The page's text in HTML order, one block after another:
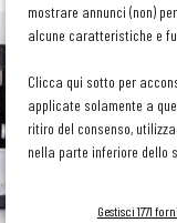
mostrare annunci (non)
alcune caratteristiche e
Clicca qui sotto per
applicate solamente a
ritiro del consenso,
nella parte inferiore dello
Gestisci 1771
La cifra